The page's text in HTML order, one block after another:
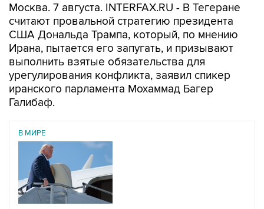
Москва. 7 августа. INTERFAX.RU - В Тегеране
считают провальной стратегию президента
США Дональда Трампа, который, по мнению
Ирана, пытается его запугать, и призывают
выполнить взятые обязательства для
урегулирования конфликта, заявил спикер
иранского парламента Мохаммад Багер
Галибаф.
В МИРЕ